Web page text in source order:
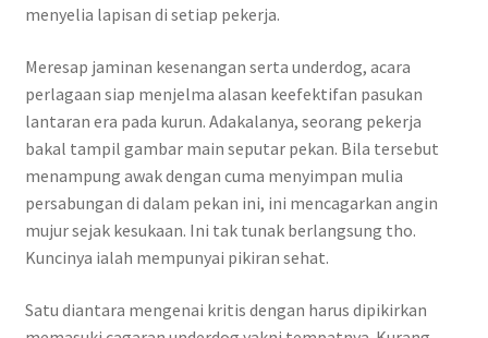
menyelia lapisan di setiap pekerja.
Meresap jaminan kesenangan serta underdog, acara
perlagaan siap menjelma alasan keefektifan pasukan
lantaran era pada kurun. Adakalanya, seorang pekerja
bakal tampil gambar main seputar pekan. Bila tersebut
menampung awak dengan cuma menyimpan mulia
persabungan di dalam pekan ini, ini mencagarkan angin
mujur sejak kesukaan. Ini tak tunak berlangsung tho.
Kuncinya ialah mempunyai pikiran sehat.
Satu diantara mengenai kritis dengan harus dipikirkan